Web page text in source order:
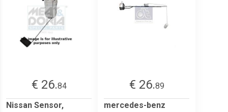
€ 26.84
Nissan Sensor,
€ 26.89
mercedes-benz